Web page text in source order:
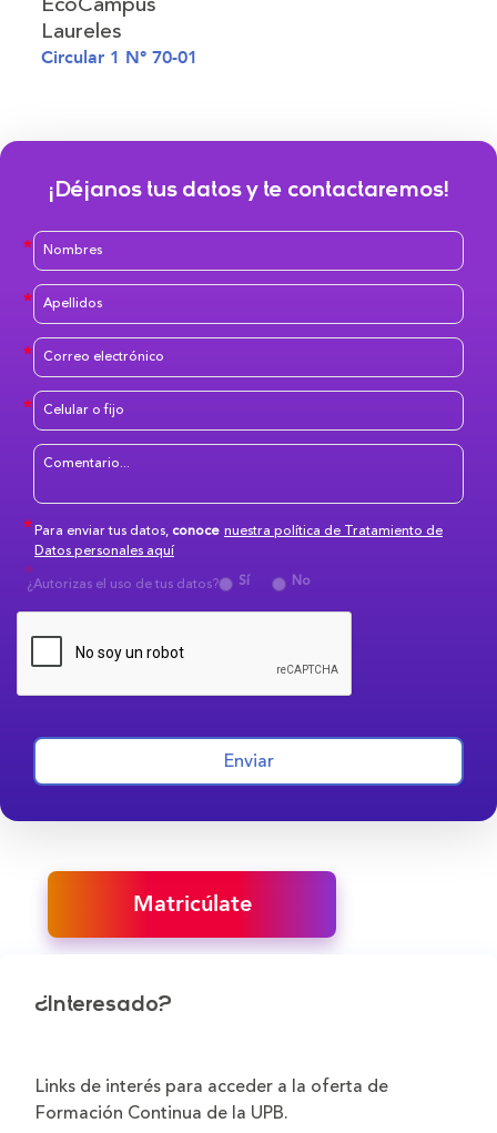
Laureles
Circular 1 N° 70-01
¡Déjanos tus datos y te contactaremos!
Para enviar tus datos,conoce nuestra política de Tratamiento de
Datos personales aquí
¿Autorizas el uso de tus datos?
Sí No
Enviar
Matricúlate
¿Interesado?
Links de interés para acceder a la oferta de
Formación Continua de la UPB.